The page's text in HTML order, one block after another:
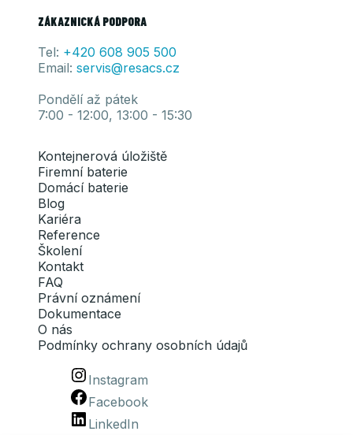
ZÁKAZNICKÁ PODPORA
Tel: +420 608 905 500
Email: servis@resacs.cz
Pondělí až pátek
7:00 - 12:00, 13:00 - 15:30
Kontejnerová úložiště
Firemní baterie
Domácí baterie
Blog
Kariéra
Reference
Školení
Kontakt
FAQ
Právní oznámení
Dokumentace
O nás
Podmínky ochrany osobních údajů
Instagram
Facebook
LinkedIn